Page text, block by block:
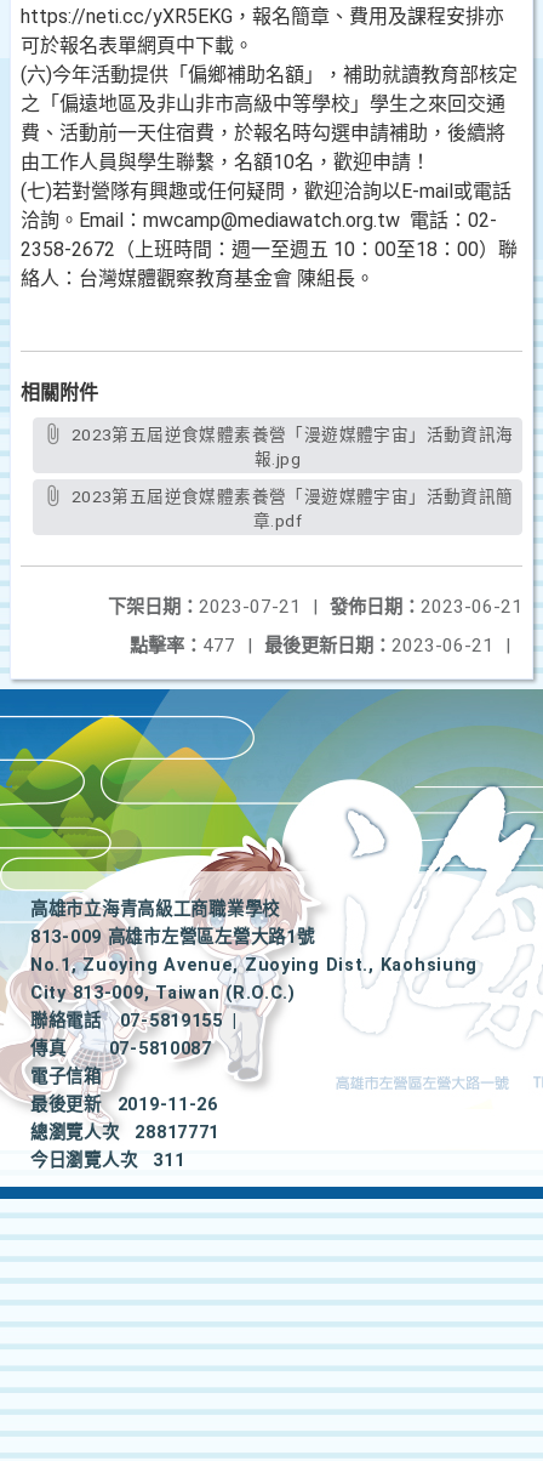
https://neti.cc/yXR5EKG，報名簡章、費用及課程安排亦
可於報名表單網頁中下載。
(六)今年活動提供「偏鄉補助名額」，補助就讀教育部核定
之「偏遠地區及非山非市高級中等學校」學生之來回交通
費、活動前一天住宿費，於報名時勾選申請補助，後續將
由工作人員與學生聯繫，名額10名，歡迎申請！
(七)若對營隊有興趣或任何疑問，歡迎洽詢以E-mail或電話
洽詢。Email：mwcamp@mediawatch.org.tw 電話：02-
2358-2672（上班時間：週一至週五 10：00至18：00）聯
絡人：台灣媒體觀察教育基金會 陳組長。
相關附件
報.jpg
章.pdf
發佈日期： 2023-06-21
下架日期： 2023-07-21
|
最後更新日期： 2023-06-21 |
點擊率： 477 |
高雄市立海青高級工商職業學校
813-009 高雄市左營區左營大路1號
No.1, Zuoying Avenue, Zuoying Dist., Kaohsiung
City 813-009, Taiwan (R.O.C.)
聯絡電話
07-5819155
|
傳真
07-5810087
電子信箱
最後更新
2019-11-26
總瀏覽人次
28817771
今日瀏覽人次
311